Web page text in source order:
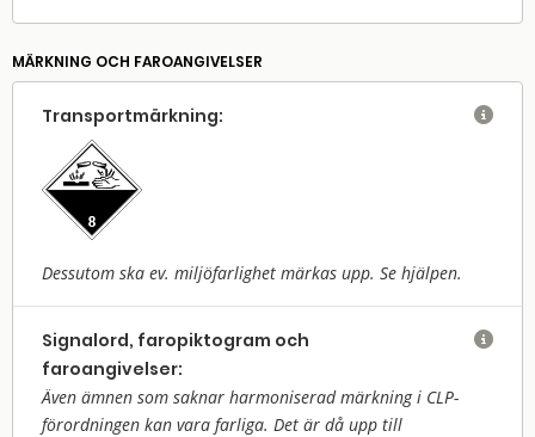
MÄRKNING OCH FAROANGIVELSER
Transport­märkning:
Dessutom ska ev. miljöfarlighet märkas upp. Se hjälpen.

Signalord, faropiktogram och
faroangivelser:
Även ämnen som saknar harmoniserad märkning i CLP-
förordningen kan vara farliga. Det är då upp till
